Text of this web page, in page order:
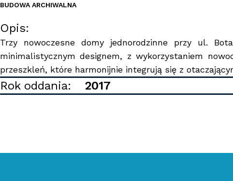
BUDOWA ARCHIWALNA
Opis:
Trzy nowoczesne domy jednorodzinne przy ul.
minimalistycznym designem, z wykorzystaniem
przeszkleń, które harmonijnie integrują się z
Rok oddania: 2017